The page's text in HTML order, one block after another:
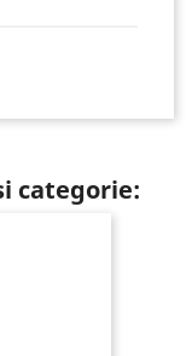
categorie: